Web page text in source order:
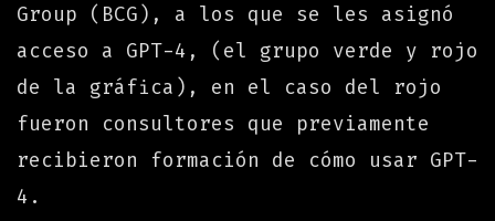
Group (BCG), a los que se les asignó
acceso a GPT-4, (el grupo verde y rojo
de la gráfica), en el caso del rojo
fueron consultores que previamente
recibieron formación de cómo usar GPT-
4.